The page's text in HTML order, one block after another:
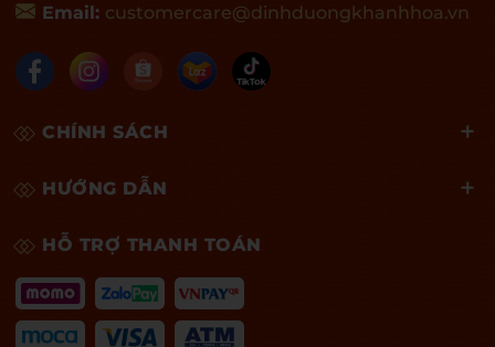
Email: customercare@dinhduongkhanhhoa.vn
CHÍNH SÁCH
HƯỚNG DẪN
HỖ TRỢ THANH TOÁN